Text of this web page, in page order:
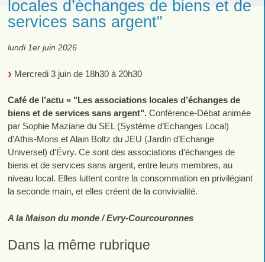
locales d’échanges de biens et de
services sans argent"
lundi 1er juin 2026
Mercredi 3 juin de 18h30 à 20h30
Café de l’actu « "Les associations locales d’échanges de
biens et de services sans argent".Conférence-Débat animée
par Sophie Maziane du SEL (Système d’Echanges Local)
d’Athis-Mons et Alain Boltz du JEU (Jardin d’Echange
Universel) d’Évry. Ce sont des associations d’échanges de
biens et de services sans argent, entre leurs membres, au
niveau local. Elles luttent contre la consommation en privilégiant
la seconde main, et elles créent de la convivialité.
A la Maison du monde / Evry-Courcouronnes
Dans la même rubrique